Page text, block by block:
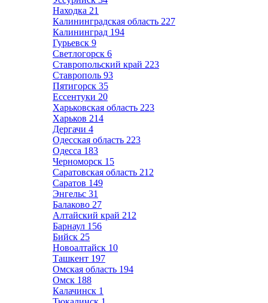
Находка 21
Калининградская область 227
Калининград 194
Гурьевск 9
Светлогорск 6
Ставропольский край 223
Ставрополь 93
Пятигорск 35
Ессентуки 20
Харьковская область 223
Харьков 214
Дергачи 4
Одесская область 223
Одесса 183
Черноморск 15
Саратовская область 212
Саратов 149
Энгельс 31
Балаково 27
Алтайский край 212
Барнаул 156
Бийск 25
Новоалтайск 10
Ташкент 197
Омская область 194
Омск 188
Калачинск 1